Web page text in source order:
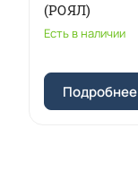
(РОЯЛ)
Есть в наличии
Подробнее